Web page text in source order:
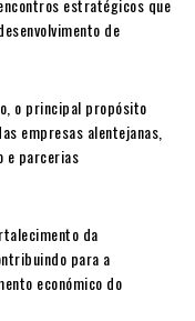
estratégicos que
de
o principal propósito
empresas alentejanas,
e parcerias
da
para a
económico do